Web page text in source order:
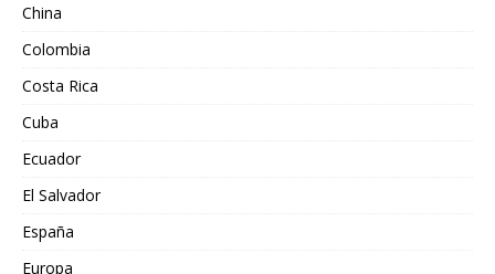
China
Colombia
Costa Rica
Cuba
Ecuador
El Salvador
España
Europa